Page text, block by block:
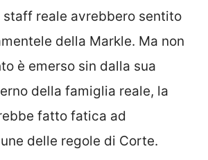
reale avrebbero sentito
della Markle. Ma non
è emerso sin dalla sua
della famiglia reale, la
fatto fatica ad
delle regole di Corte.